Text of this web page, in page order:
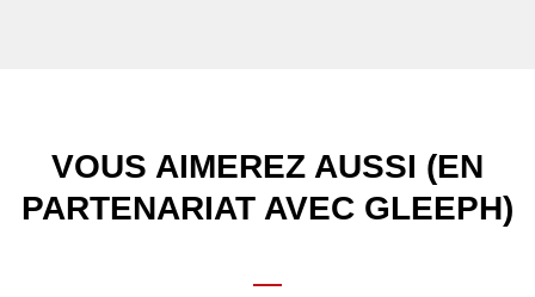
VOUS AIMEREZ AUSSI (EN
PARTENARIAT AVEC GLEEPH)